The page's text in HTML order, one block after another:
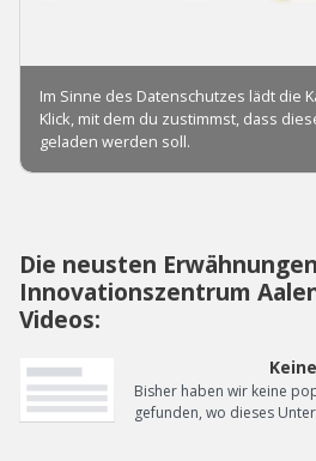
Die neusten
Innovationszentrum
Videos:
Bisher haben wir keine
gefunden, wo dieses